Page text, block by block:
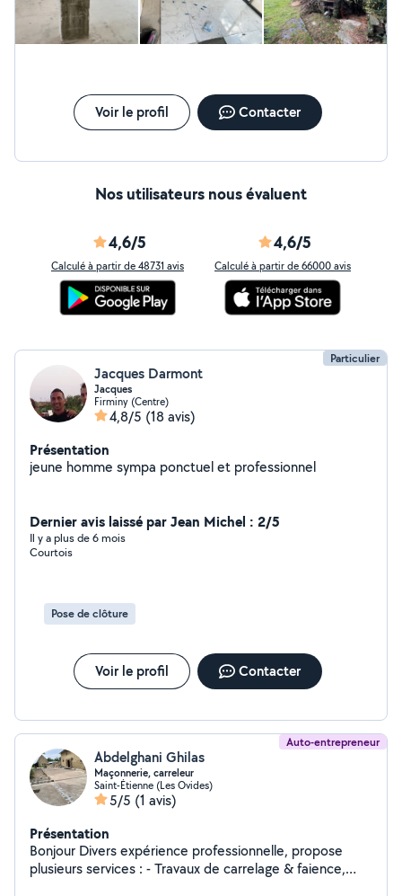
Voir le profil Contacter
Nos utilisateurs nous évaluent
4,6/5
Calculé à partir de 48731 avis
4,6/5
Calculé à partir de 66000 avis
Particulier
Jacques Darmont
Jacques
Firminy (Centre)
4,8/5 (18 avis)
Présentation
jeune homme sympa ponctuel et professionnel
Dernier avis laissé par Jean Michel : 2/5
Il y a plus de 6 mois
Courtois
Pose de clôture
Voir le profil Contacter
Auto-entrepreneur
Abdelghani Ghilas
Maçonnerie, carreleur
Saint-Étienne (Les Ovides)
5/5 (1 avis)
Présentation
Bonjour Divers expérience professionnelle, propose
plusieurs services : - Travaux de carrelage & faience,